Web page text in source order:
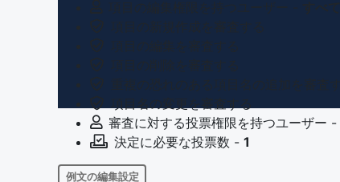
審査に対する投票権限を持つユーザー -
決定に必要な投票数 - 1
例文の編集設定